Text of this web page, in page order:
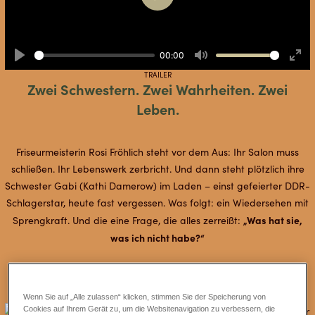
TRAILER
Zwei Schwestern. Zwei Wahrheiten. Zwei
Leben.
Friseurmeisterin Rosi Fröhlich steht vor dem Aus: Ihr Salon muss
schließen. Ihr Lebenswerk zerbricht. Und dann steht plötzlich ihre
Schwester Gabi (Kathi Damerow) im Laden – einst gefeierter DDR-
Schlagerstar, heute fast vergessen. Was folgt: ein Wiedersehen mit
Sprengkraft. Und die eine Frage, die alles zerreißt: „Was hat sie,
was ich nicht habe?“
Play
00:00
Mute
Play
Wenn Sie auf „Alle zulassen“ klicken, stimmen Sie der Speicherung von
Cookies auf Ihrem Gerät zu, um die Websitenavigation zu verbessern, die